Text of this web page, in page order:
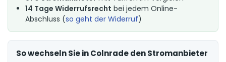
14 Tage Widerrufsrecht bei jedem Online-
Abschluss (so geht der Widerruf)
So wechseln Sie in Colnrade den Stromanbieter